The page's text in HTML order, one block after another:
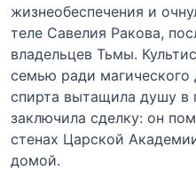
жизнеобеспечения и
теле Савелия Ракова,
владельцев Тьмы.
семью ради магического
спирта вытащила душу в
заключила сделку: он
стенах Царской
домой.